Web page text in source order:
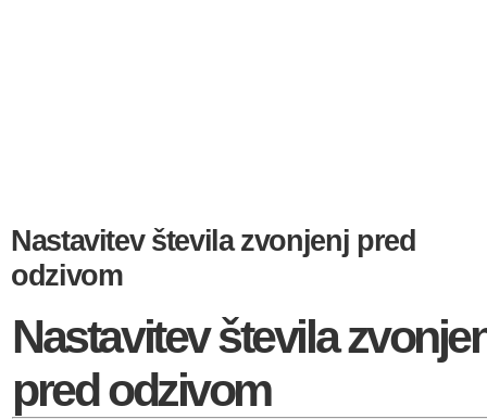
Nastavitev števila zvonjenj pred
odzivom
Nastavitev števila
pred odzivom